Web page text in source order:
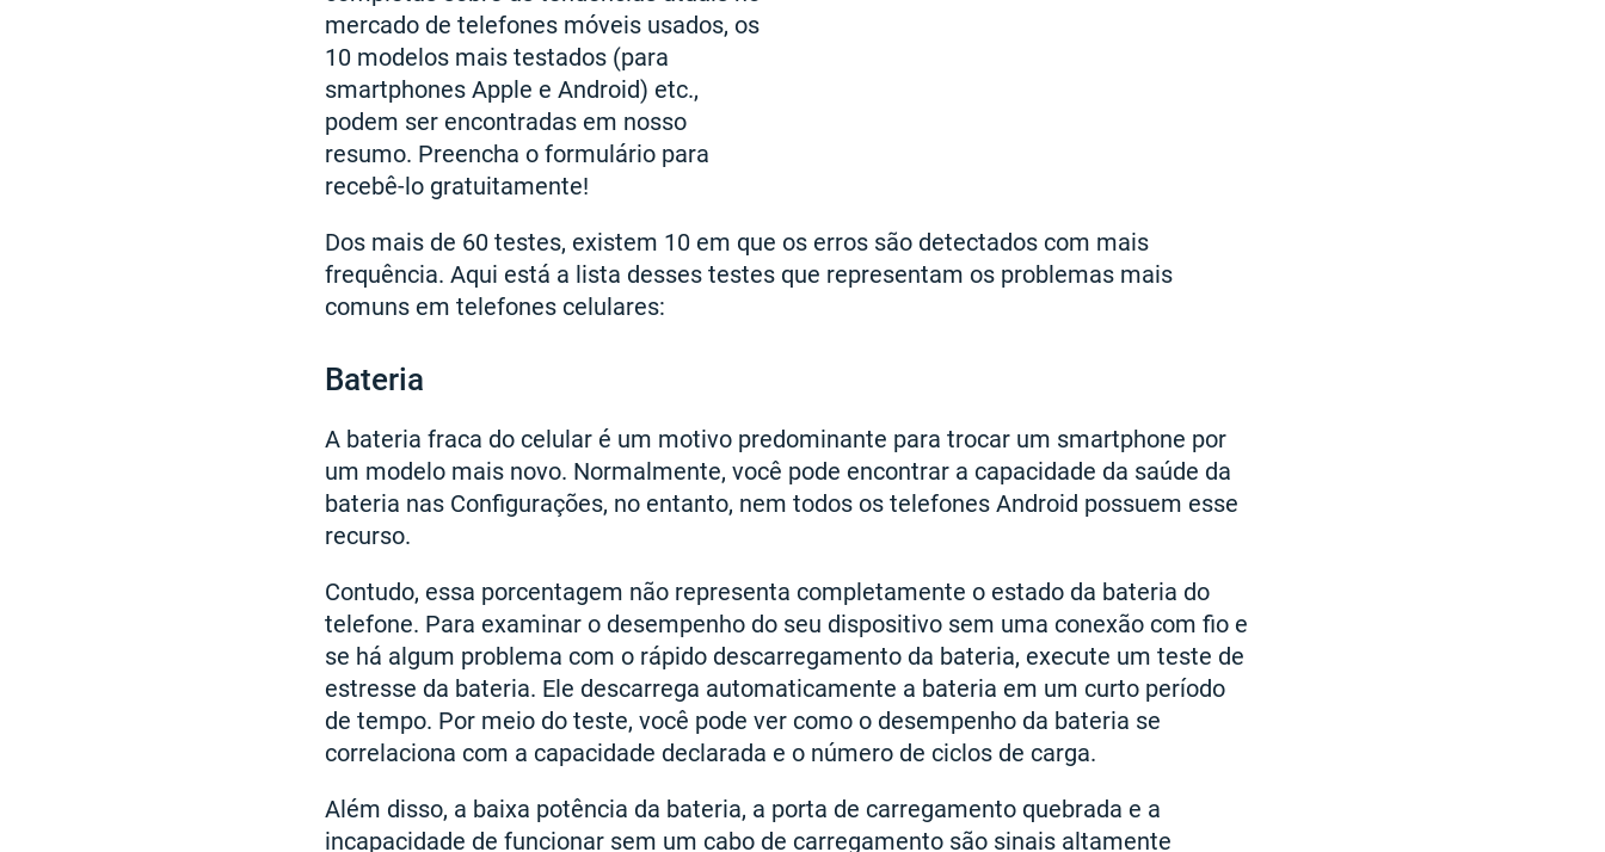
mercado de telefones móveis usados, os
10 modelos mais testados (para
smartphones Apple e Android) etc.,
podem ser encontradas em nosso
resumo. Preencha o formulário para
recebê-lo gratuitamente!
Dos mais de 60 testes, existem 10 em que os erros são detectados com mais
frequência. Aqui está a lista desses testes que representam os problemas mais
comuns em telefones celulares:
Bateria
A bateria fraca do celular é um motivo predominante para trocar um smartphone por
um modelo mais novo. Normalmente, você pode encontrar a capacidade da saúde da
bateria nas Configurações, no entanto, nem todos os telefones Android possuem esse
recurso.
Contudo, essa porcentagem não representa completamente o estado da bateria do
telefone. Para examinar o desempenho do seu dispositivo sem uma conexão com fio e
se há algum problema com o rápido descarregamento da bateria, execute um teste de
estresse da bateria. Ele descarrega automaticamente a bateria em um curto período
de tempo. Por meio do teste, você pode ver como o desempenho da bateria se
correlaciona com a capacidade declarada e o número de ciclos de carga.
Além disso, a baixa potência da bateria, a porta de carregamento quebrada e a
incapacidade de funcionar sem um cabo de carregamento são sinais altamente